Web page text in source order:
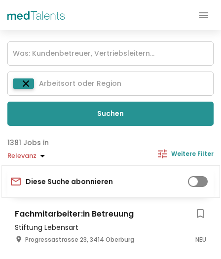
Suchen
Jobs in
Relevanz Weitere Filter
Diese Suche abonnieren
Fachmitarbeiter:in Betreuung
Stiftung Lebensart
Progressastrasse 23, 3414 Oberburg NEU